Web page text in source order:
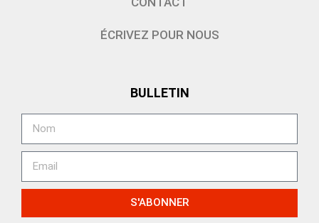
ÉCRIVEZ POUR NOUS
BULLETIN
S'ABONNER